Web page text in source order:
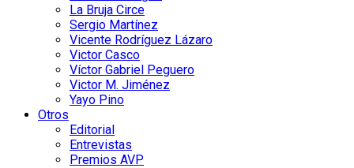
La Bruja Circe
Sergio Martínez
Vicente Rodríguez Lázaro
Victor Casco
Víctor Gabriel Peguero
Victor M. Jiménez
Yayo Pino
Otros
Editorial
Entrevistas
Premios AVP